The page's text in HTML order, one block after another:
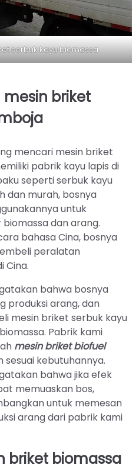
serbuk kayu biomassa
mesin briket
mencari mesin briket
pabrik kayu lapis di
seperti serbuk kayu
dan murah, bosnya
untuk
dan arang.
bahasa Cina, bosnya
peralatan
Cina.
bahwa bosnya
produksi arang, dan
mesin briket serbuk kayu
Pabrik kami
mesin briket biofuel
kebutuhannya.
bahwa jika efek
memuaskan bos,
untuk memesan
arang dari pabrik kami
briket biomassa